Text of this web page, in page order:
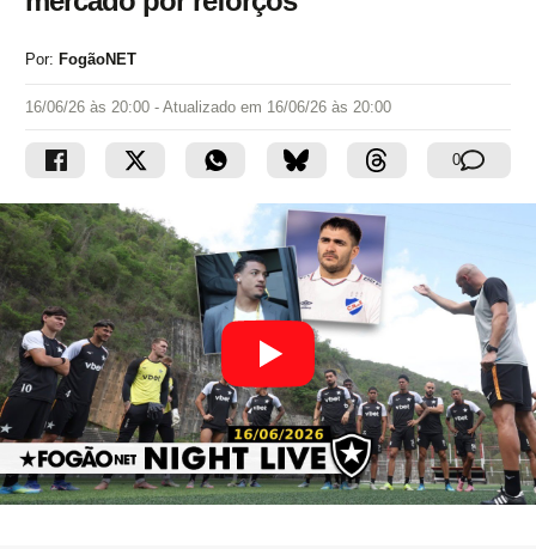
Por: FogãoNET
16/06/26 às 20:00 - Atualizado em 16/06/26 às 20:00
0